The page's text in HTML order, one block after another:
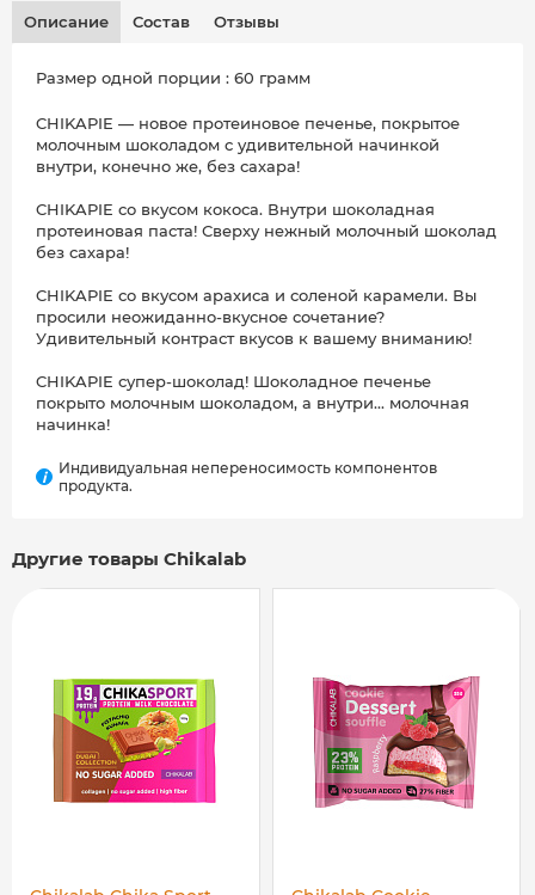
Описание Состав Отзывы
Размер одной порции : 60 грамм
CHIKAPIE — новое протеиновое печенье, покрытое
молочным шоколадом с удивительной начинкой
внутри, конечно же, без сахара!
CHIKAPIE со вкусом кокоса. Внутри шоколадная
протеиновая паста! Сверху нежный молочный шоколад
без сахара!
CHIKAPIE со вкусом арахиса и соленой карамели. Вы
просили неожиданно-вкусное сочетание?
Удивительный контраст вкусов к вашему вниманию!
CHIKAPIE супер-шоколад! Шоколадное печенье
покрыто молочным шоколадом, а внутри... молочная
начинка!
i
Индивидуальная непереносимость компонентов
продукта.
Другие товары Chikalab